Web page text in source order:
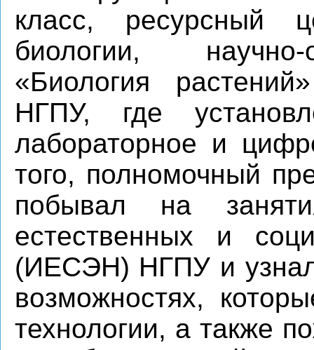
класс, ресурсный
биологии, научно-
«Биология
НГПУ, где
лабораторное и
того, полномочный
побывал на
естественных и
(ИЕСЭН) НГПУ и
возможностях,
технологии, а также